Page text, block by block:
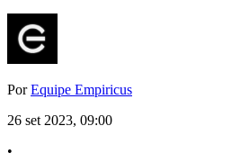
PorEquipe Empiricus
26 set 2023, 09:00
•